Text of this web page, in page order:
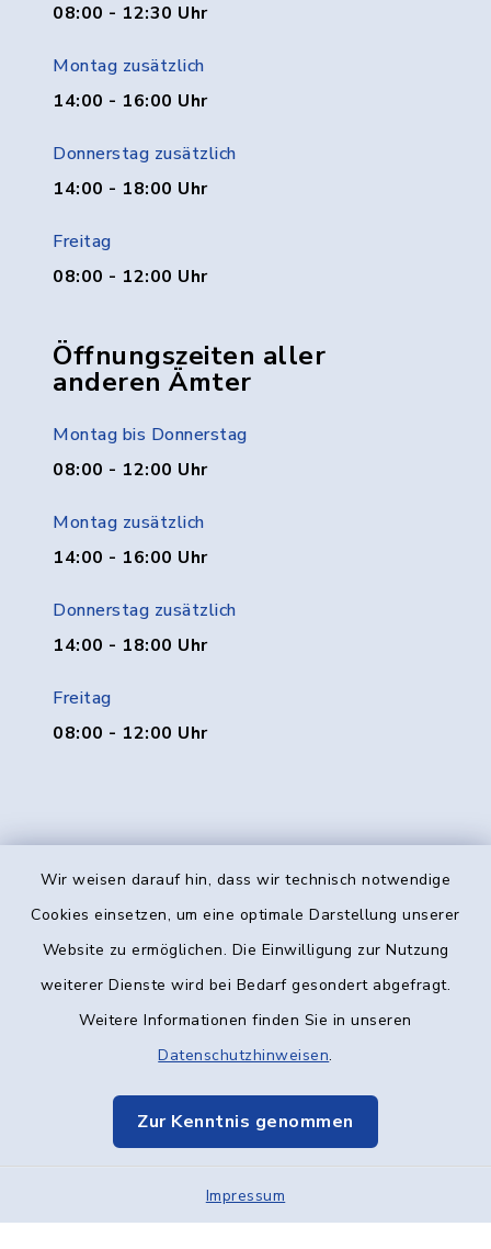
Wir weisen darauf hin, dass wir technisch notwendige
Cookies einsetzen, um eine optimale Darstellung unserer
Website zu ermöglichen. Die Einwilligung zur Nutzung
weiterer Dienste wird bei Bedarf gesondert abgefragt.
Weitere Informationen finden Sie in unseren
Datenschutzhinweisen.
Zur Kenntnis genommen
Impressum
08:00 - 12:30 Uhr
Montag zusätzlich
14:00 - 16:00 Uhr
Donnerstag zusätzlich
14:00 - 18:00 Uhr
Freitag
08:00 - 12:00 Uhr
Öffnungszeiten aller
anderen Ämter
Montag bis Donnerstag
08:00 - 12:00 Uhr
Montag zusätzlich
14:00 - 16:00 Uhr
Donnerstag zusätzlich
14:00 - 18:00 Uhr
Freitag
08:00 - 12:00 Uhr
Kontakt
Datenschutz
Elektronische Kommunikation
Sitemap